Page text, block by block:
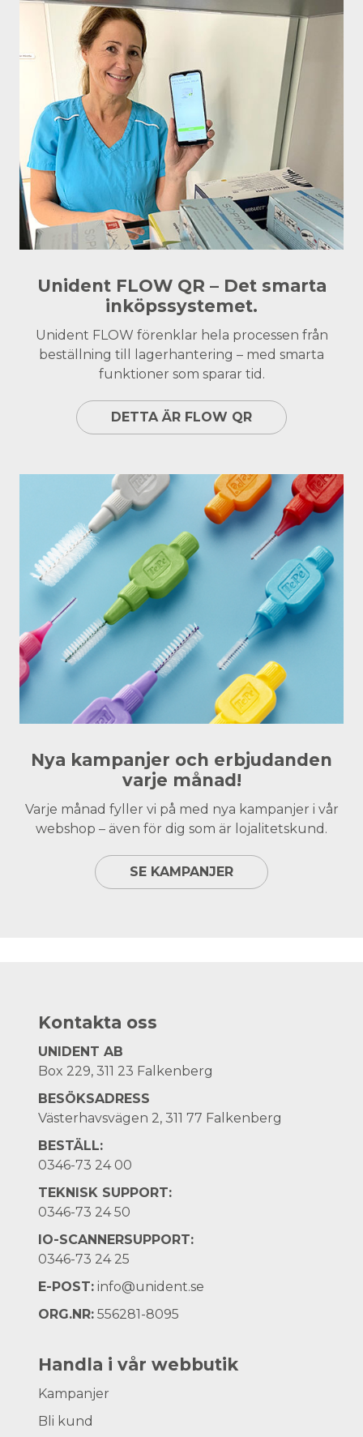
Unident FLOW QR – Det smarta
inköpssystemet.
Unident FLOW förenklar hela processen från
beställning till lagerhantering – med smarta
funktioner som sparar tid.
DETTA ÄR FLOW QR
Nya kampanjer och erbjudanden
varje månad!
Varje månad fyller vi på med nya kampanjer i vår
webshop – även för dig som är lojalitetskund.
SE KAMPANJER
Kontakta oss
UNIDENT AB
Box 229, 311 23 Falkenberg
BESÖKSADRESS
Västerhavsvägen 2, 311 77 Falkenberg
BESTÄLL:
0346-73 24 00
TEKNISK SUPPORT:
0346-73 24 50
IO-SCANNERSUPPORT:
0346-73 24 25
E-POST: info@unident.se
ORG.NR: 556281-8095
Handla i vår webbutik
Kampanjer
Bli kund